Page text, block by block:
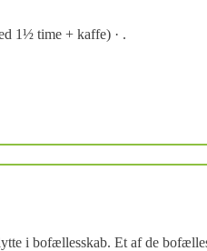
1½ time + kaffe) · .
i bofællesskab. Et af de